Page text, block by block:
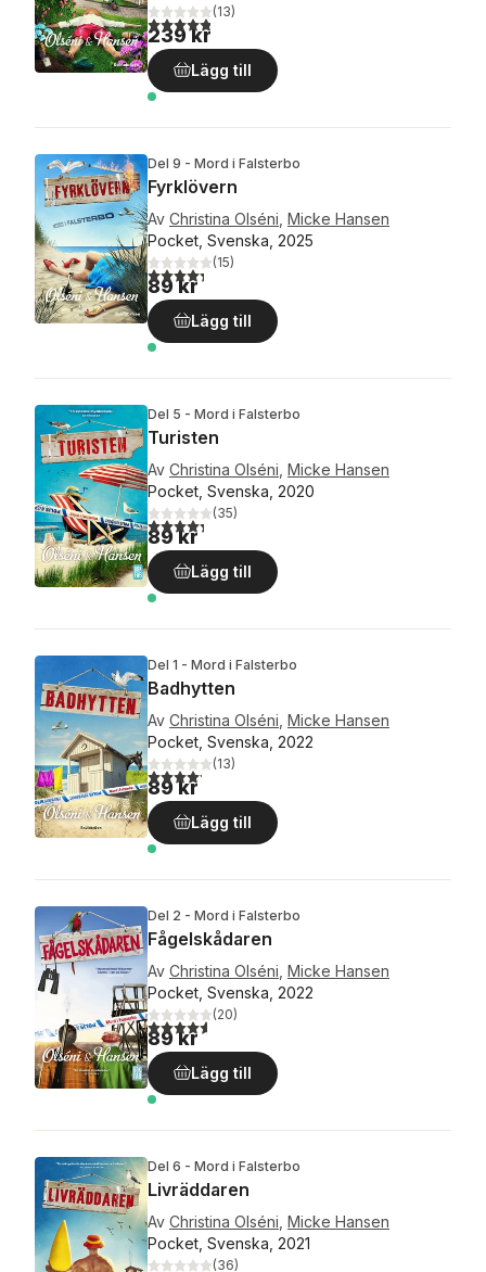
4,8utav 5 stjärnor. Totalt antal röster:
(13)
239 kr
Lägg till
Del 9 - Mord i Falsterbo
Fyrklövern
Av Christina Olséni Micke Hansen
Pocket, Svenska, 2025
4,3utav 5 stjärnor. Totalt antal röster:
(15)
89 kr
Lägg till
Del 5 - Mord i Falsterbo
Turisten
Av Christina Olséni Micke Hansen
Pocket, Svenska, 2020
4,3utav 5 stjärnor. Totalt antal röster:
(35)
89 kr
Lägg till
Del 1 - Mord i Falsterbo
Badhytten
Av Christina Olséni Micke Hansen
Pocket, Svenska, 2022
4,2utav 5 stjärnor. Totalt antal röster:
(13)
89 kr
Lägg till
Del 2 - Mord i Falsterbo
Fågelskådaren
Av Christina Olséni Micke Hansen
Pocket, Svenska, 2022
4,6utav 5 stjärnor. Totalt antal röster:
(20)
89 kr
Lägg till
Del 6 - Mord i Falsterbo
Livräddaren
Av Christina Olséni Micke Hansen
Pocket, Svenska, 2021
(36)